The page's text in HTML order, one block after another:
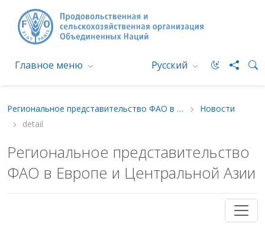
Главное меню Русский
Региональное представительство ФАО в Европе и Центральной Азии
Новости
detail
Региональное представительство
ФАО в Европе и Центральной Азии